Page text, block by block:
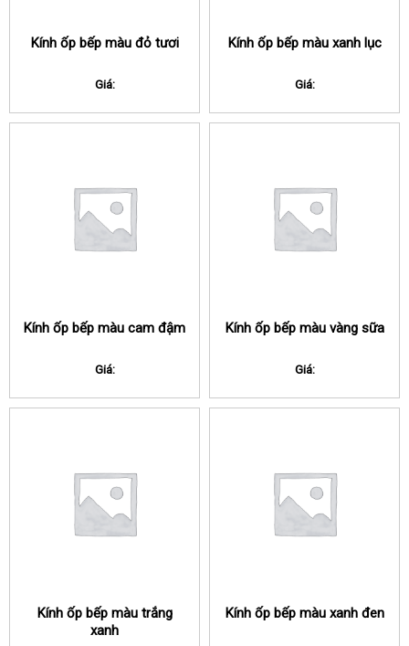
Kính ốp bếp màu đỏ tươi
Giá:
Kính ốp bếp màu xanh lục
Giá:
Kính ốp bếp màu cam đậm
Giá:
Kính ốp bếp màu vàng sữa
Giá:
Kính ốp bếp màu trắng
xanh
Kính ốp bếp màu xanh đen